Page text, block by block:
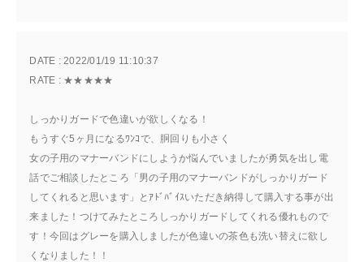
しっかりガードで色違いが欲しくなる！
DATE : 2022/01/19 11:10:37
RATE : ★★★★★
もうすぐ5ヶ月になるﾜﾝｺで、胴回りも小さく
女の子用のマナーバンドにしようか悩んでいましたが勇気を出し電
話でご相談したところ「男の子用のマナーバンドがしっかりガード
してくれると思います」とｱﾄﾞﾊﾞｲｽいただき納得して購入する事が出
来ました！つけてみたところしっかりガードしてくれる優れもので
す！今回はグレーを購入しましたが色違いの茶色も洗い替えに欲し
くなりました！！